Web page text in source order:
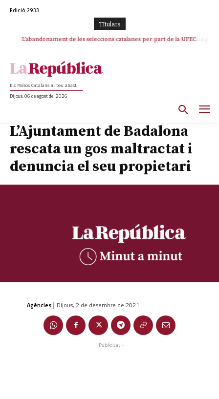
Edició 2933
TItulars
L’abandonament de les seleccions catalanes per part de la UFEC
TV3 perd el lideratge després de 23 mesos: Una deriva sense continguts i
Els Països Catalans al teu abast
Dijous, 06 de agost del 2026
L’Ajuntament de Badalona
rescata un gos maltractat i
denuncia el seu propietari
Agències | Dijous, 2 de desembre de 2021
- Publicitat -